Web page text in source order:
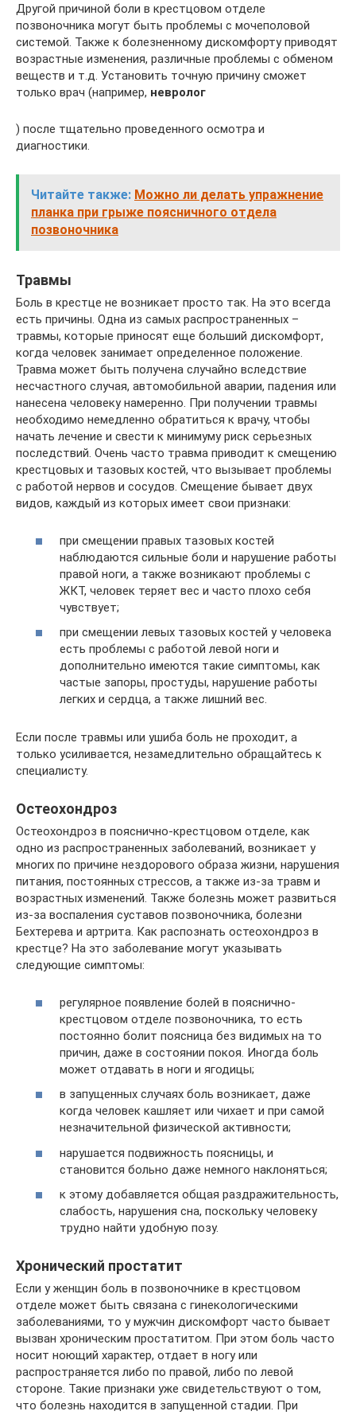
Другой причиной боли в крестцовом отделе
позвоночника могут быть проблемы с мочеполовой
системой. Также к болезненному дискомфорту приводят
возрастные изменения, различные проблемы с обменом
веществ и т.д. Установить точную причину сможет
только врач (например, невролог
) после тщательно проведенного осмотра и
диагностики.
Читайте также: Можно ли делать упражнение
планка при грыже поясничного отдела
позвоночника
Травмы
Боль в крестце не возникает просто так. На это всегда
есть причины. Одна из самых распространенных –
травмы, которые приносят еще больший дискомфорт,
когда человек занимает определенное положение.
Травма может быть получена случайно вследствие
несчастного случая, автомобильной аварии, падения или
нанесена человеку намеренно. При получении травмы
необходимо немедленно обратиться к врачу, чтобы
начать лечение и свести к минимуму риск серьезных
последствий. Очень часто травма приводит к смещению
крестцовых и тазовых костей, что вызывает проблемы
с работой нервов и сосудов. Смещение бывает двух
видов, каждый из которых имеет свои признаки:
при смещении правых тазовых костей
наблюдаются сильные боли и нарушение работы
правой ноги, а также возникают проблемы с
ЖКТ, человек теряет вес и часто плохо себя
чувствует;
при смещении левых тазовых костей у человека
есть проблемы с работой левой ноги и
дополнительно имеются такие симптомы, как
частые запоры, простуды, нарушение работы
легких и сердца, а также лишний вес.
Если после травмы или ушиба боль не проходит, а
только усиливается, незамедлительно обращайтесь к
специалисту.
Остеохондроз
Остеохондроз в пояснично-крестцовом отделе, как
одно из распространенных заболеваний, возникает у
многих по причине нездорового образа жизни, нарушения
питания, постоянных стрессов, а также из-за травм и
возрастных изменений. Также болезнь может развиться
из-за воспаления суставов позвоночника, болезни
Бехтерева и артрита. Как распознать остеохондроз в
крестце? На это заболевание могут указывать
следующие симптомы:
регулярное появление болей в пояснично-
крестцовом отделе позвоночника, то есть
постоянно болит поясница без видимых на то
причин, даже в состоянии покоя. Иногда боль
может отдавать в ноги и ягодицы;
в запущенных случаях боль возникает, даже
когда человек кашляет или чихает и при самой
незначительной физической активности;
нарушается подвижность поясницы, и
становится больно даже немного наклоняться;
к этому добавляется общая раздражительность,
слабость, нарушения сна, поскольку человеку
трудно найти удобную позу.
Хронический простатит
Если у женщин боль в позвоночнике в крестцовом
отделе может быть связана с гинекологическими
заболеваниями, то у мужчин дискомфорт часто бывает
вызван хроническим простатитом. При этом боль часто
носит ноющий характер, отдает в ногу или
распространяется либо по правой, либо по левой
стороне. Такие признаки уже свидетельствуют о том,
что болезнь находится в запущенной стадии. При